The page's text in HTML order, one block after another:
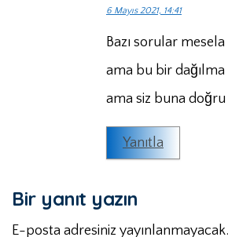
6 Mayıs 2021, 14:41
Bazı sorular
ama bu bir
ama siz buna doğru
Yanıtla
Bir yanıt yazın
E-posta adresiniz yayınlanmayacak.